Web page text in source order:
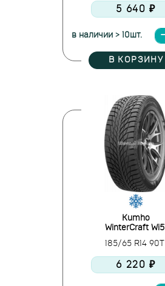
5 640 ₽
в наличии > 10шт.
В КОРЗИНУ
Kumho
WinterCraft Wi51
185/65 R14 90T
6 220 ₽